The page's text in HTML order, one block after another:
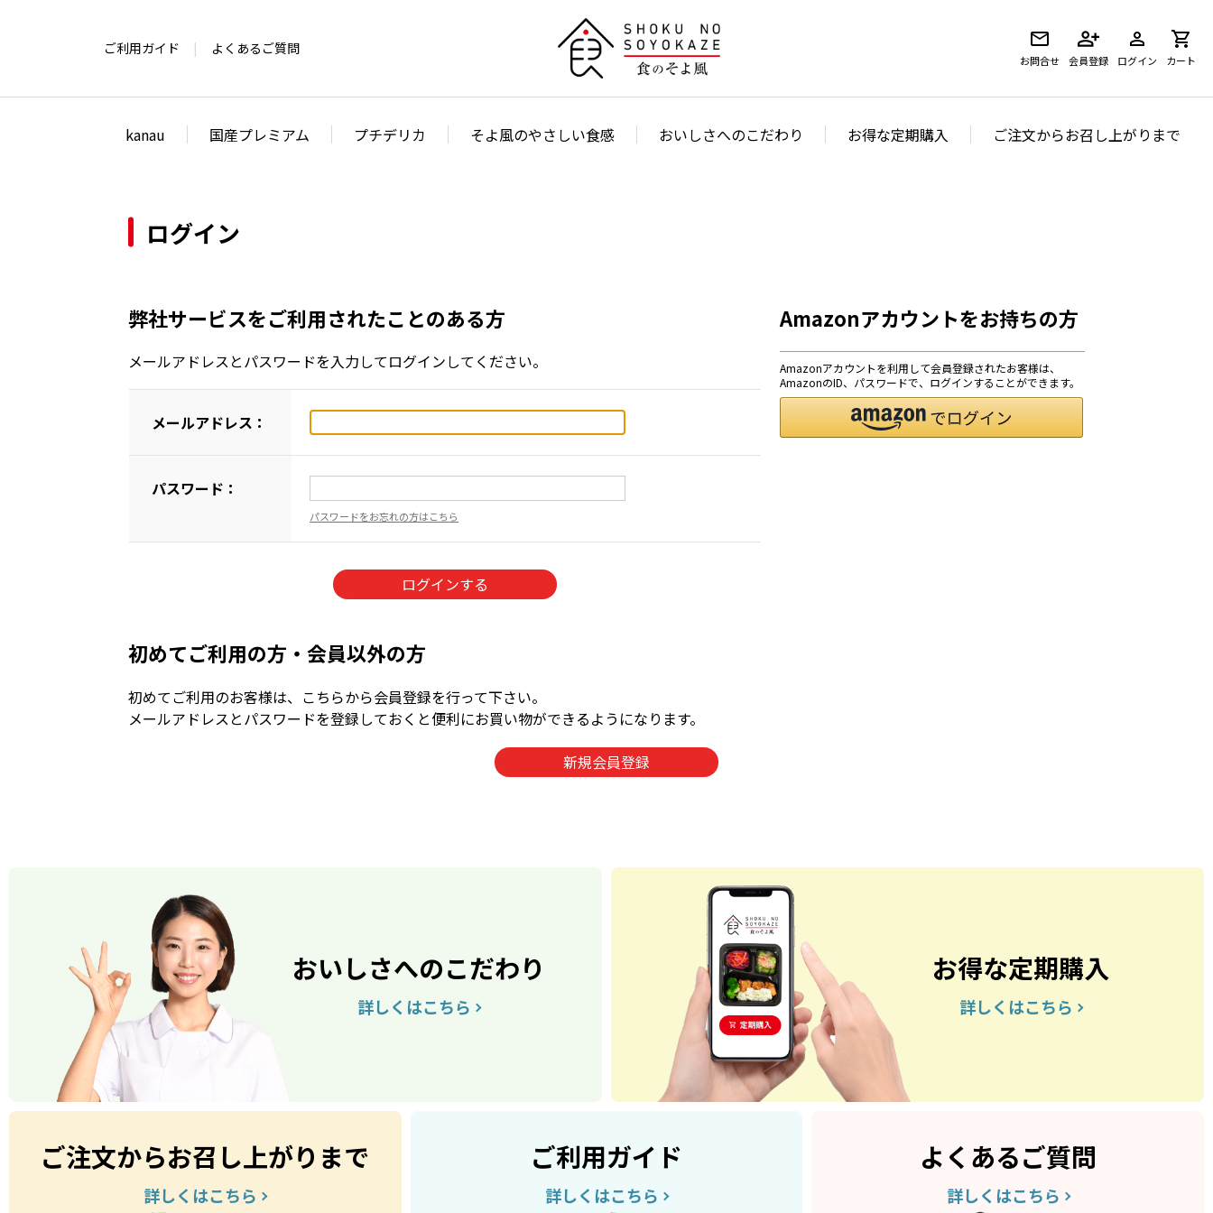
ご利用ガイド よくあるご質問
お問合せ 会員登録 ログイン カート
kanau 国産プレミアム プチデリカ そよ風のやさしい食感 おいしさへのこだわり お得な定期購入 ご注文からお召し上がりまで
ログイン
弊社サービスをご利用されたことのある方
メールアドレスとパスワードを入力してログインしてください。
メールアドレス：
パスワード：
パスワードをお忘れの方はこちら
Amazonアカウントをお持ちの方
Amazonアカウントを利用して会員登録されたお客様は、
AmazonのID、パスワードで、ログインすることができます。
初めてご利用の方・会員以外の方
初めてご利用のお客様は、こちらから会員登録を行って下さい。
メールアドレスとパスワードを登録しておくと便利にお買い物ができるようになります。
おいしさへのこだわり
詳しくはこちら
お得な定期購入
詳しくはこちら
ご注文からお召し上がりまで
詳しくはこちら
ご利用ガイド
詳しくはこちら
よくあるご質問
詳しくはこちら